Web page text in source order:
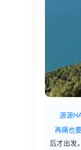
源源
再痛也
后才出发